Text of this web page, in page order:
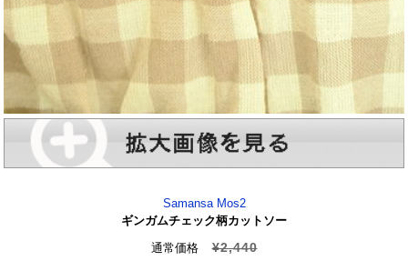
Samansa Mos2
ギンガムチェック柄カットソー
通常価格
¥2,440